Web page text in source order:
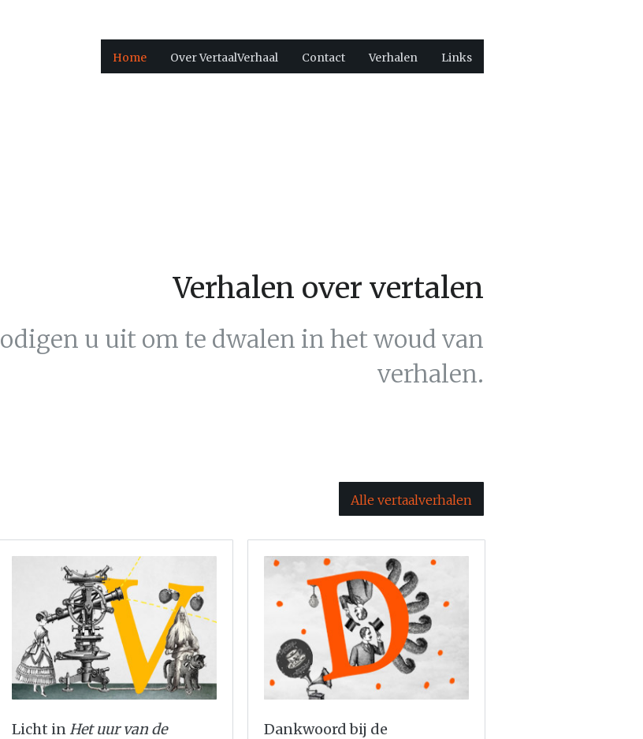
Home Over VertaalVerhaal Contact Verhalen Links
Verhalen over vertalen
u uit om te dwalen in het woud van
verhalen.
Alle vertaalverhalen
Licht inHet uur van de
Dankwoord bij de